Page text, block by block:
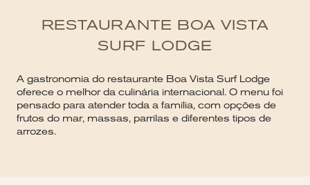
RESTAURANTE BOA VISTA
SURF LODGE
A gastronomia do restaurante Boa Vista Surf Lodge
oferece o melhor da culinária internacional. O menu foi
pensado para atender toda a família, com opções de
frutos do mar, massas, parrilas e diferentes tipos de
arrozes.